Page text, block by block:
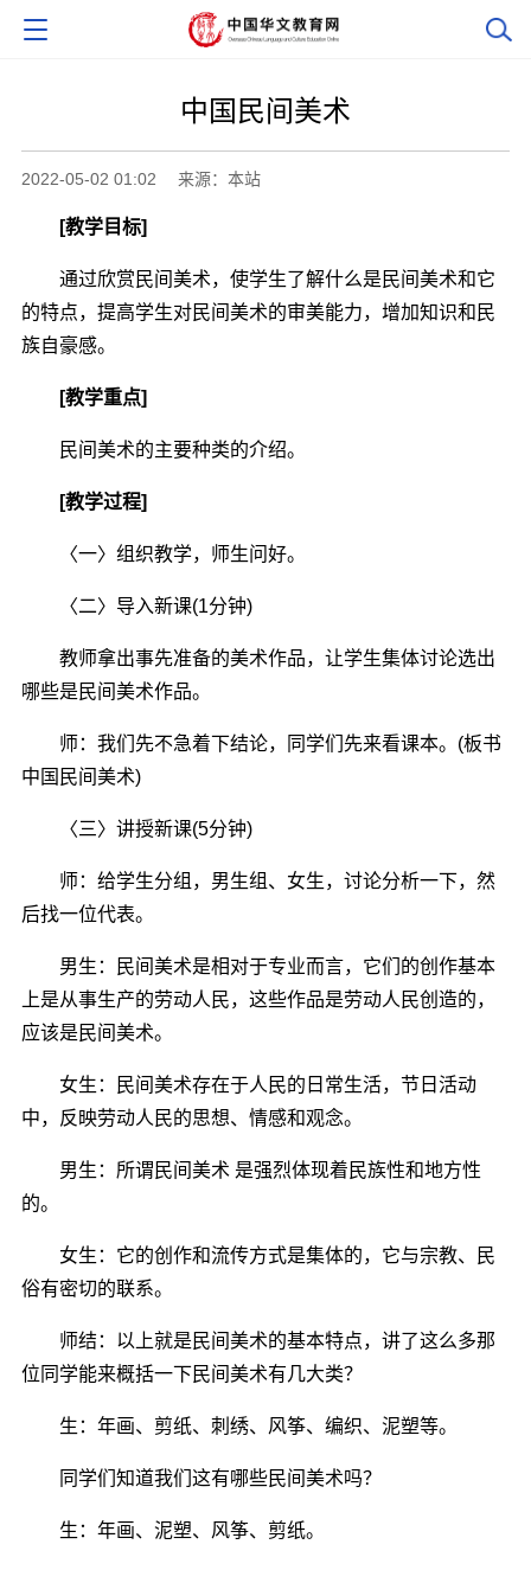
中国民间美术
2022-05-02 01:02 来源：本站
[教学目标]
通过欣赏民间美术，使学生了解什么是民间美术和它
的特点，提高学生对民间美术的审美能力，增加知识和民
族自豪感。
[教学重点]
民间美术的主要种类的介绍。
[教学过程]
〈一〉组织教学，师生问好。
〈二〉导入新课(1分钟)
教师拿出事先准备的美术作品，让学生集体讨论选出
哪些是民间美术作品。
师：我们先不急着下结论，同学们先来看课本。(板书
中国民间美术)
〈三〉讲授新课(5分钟)
师：给学生分组，男生组、女生，讨论分析一下，然
后找一位代表。
男生：民间美术是相对于专业而言，它们的创作基本
上是从事生产的劳动人民，这些作品是劳动人民创造的，
应该是民间美术。
女生：民间美术存在于人民的日常生活，节日活动
中，反映劳动人民的思想、情感和观念。
男生：所谓民间美术 是强烈体现着民族性和地方性
的。
女生：它的创作和流传方式是集体的，它与宗教、民
俗有密切的联系。
师结：以上就是民间美术的基本特点，讲了这么多那
位同学能来概括一下民间美术有几大类？
生：年画、剪纸、刺绣、风筝、编织、泥塑等。
同学们知道我们这有哪些民间美术吗？
生：年画、泥塑、风筝、剪纸。